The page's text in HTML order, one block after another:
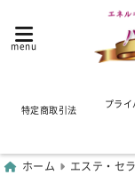
menu
特定商取引法
プラ
ホーム エステ・セ